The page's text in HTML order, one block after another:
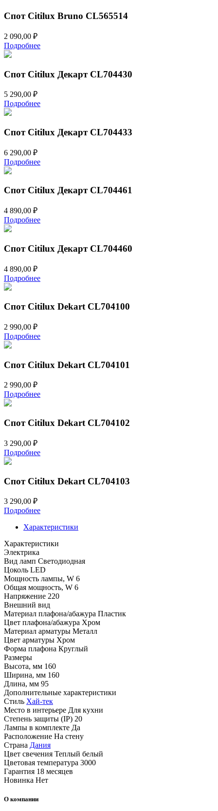
Спот Citilux Bruno CL565514
2 090,00 ₽
Подробнее
Спот Citilux Декарт CL704430
5 290,00 ₽
Подробнее
Спот Citilux Декарт CL704433
6 290,00 ₽
Подробнее
Спот Citilux Декарт CL704461
4 890,00 ₽
Подробнее
Спот Citilux Декарт CL704460
4 890,00 ₽
Подробнее
Спот Citilux Dekart CL704100
2 990,00 ₽
Подробнее
Спот Citilux Dekart CL704101
2 990,00 ₽
Подробнее
Спот Citilux Dekart CL704102
3 290,00 ₽
Подробнее
Спот Citilux Dekart CL704103
3 290,00 ₽
Подробнее
Характеристики
Характеристики
Электрика
Вид ламп Светодиодная
Цоколь LED
Мощность лампы, W 6
Общая мощность, W 6
Напряжение 220
Внешний вид
Материал плафона/абажура Пластик
Цвет плафона/абажура Хром
Материал арматуры Металл
Цвет арматуры Хром
Форма плафона Круглый
Размеры
Высота, мм 160
Ширина, мм 160
Длина, мм 95
Дополнительные характеристики
Стиль Хай-тек
Место в интерьере Для кухни
Степень защиты (IP) 20
Лампы в комплекте Да
Расположение На стену
Страна Дания
Цвет свечения Теплый белый
Цветовая температура 3000
Гарантия 18 месяцев
Новинка Нет
О компании